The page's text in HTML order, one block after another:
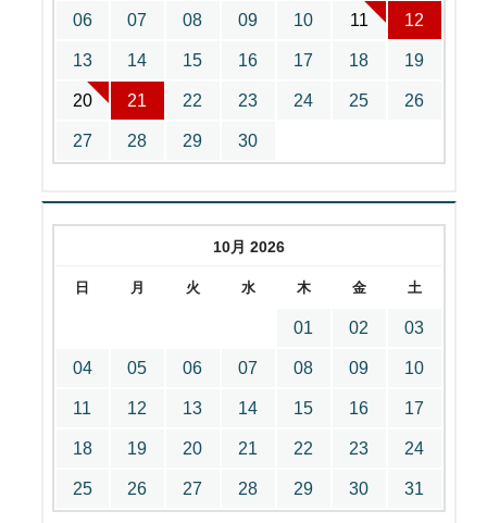
06 07 08 09 10 11 12
13 14 15 16 17 18 19
20 21 22 23 24 25 26
27 28 29 30
10月 2026
日 月 火 水 木 金 土
01 02 03
04 05 06 07 08 09 10
11 12 13 14 15 16 17
18 19 20 21 22 23 24
25 26 27 28 29 30 31